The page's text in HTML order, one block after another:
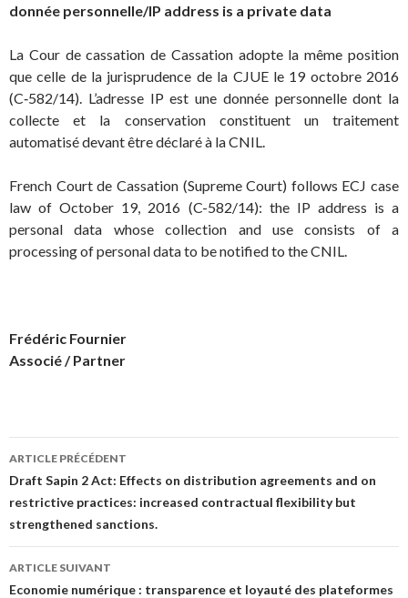
donnée personnelle/IP address is a private data
La Cour de cassation de Cassation adopte la même position
que celle de la jurisprudence de la CJUE le 19 octobre 2016
(C‑582/14). L’adresse IP est une donnée personnelle dont la
collecte et la conservation constituent un traitement
automatisé devant être déclaré à la CNIL.
French Court de Cassation (Supreme Court) follows ECJ case
law of October 19, 2016 (C-582/14): the IP address is a
personal data whose collection and use consists of a
processing of personal data to be notified to the CNIL.
Frédéric Fournier
Associé / Partner
Navigation
des
articles
ARTICLE PRÉCÉDENT
Draft Sapin 2 Act: Effects on distribution agreements and on
restrictive practices: increased contractual flexibility but
strengthened sanctions.
ARTICLE SUIVANT
Economie numérique : transparence et loyauté des plateformes